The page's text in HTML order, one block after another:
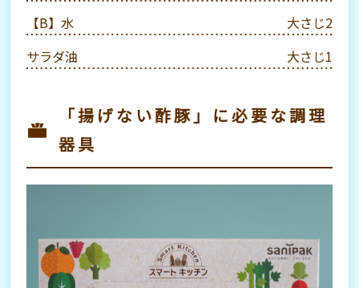
【B】水
大さじ2
サラダ油
大さじ1
「揚げない酢豚」に必要な調理
器具